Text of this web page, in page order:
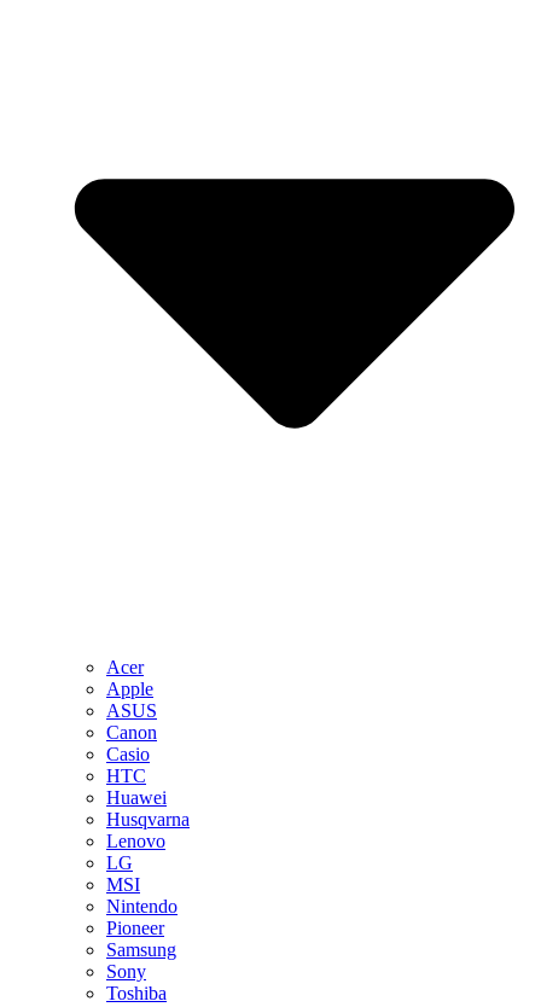
Acer
Apple
ASUS
Canon
Casio
HTC
Huawei
Husqvarna
Lenovo
LG
MSI
Nintendo
Pioneer
Samsung
Sony
Toshiba